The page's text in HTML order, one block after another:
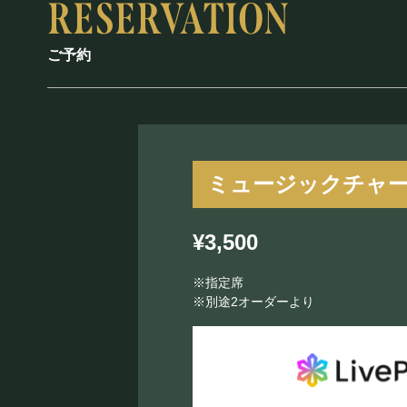
ご予約
ミュージックチャ
¥3,500
※指定席
※別途2オーダーより